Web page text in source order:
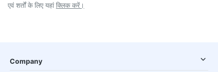
एवं शर्तों के लिए यहांक्लिक करें।
Company